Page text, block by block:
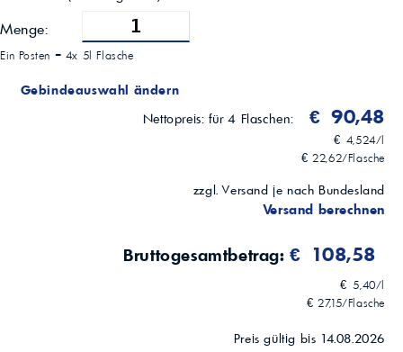
Menge:
Ein Posten = 4x 5l Flasche
Gebindeauswahl ändern
Nettopreis: für 4 Flaschen: € 90,48
€ 4,524/l
€ 22,62/Flasche
zzgl. Versand je nach Bundesland
Versand berechnen
Bruttogesamtbetrag:€ 108,58
€ 5,40/l
€ 27,15/Flasche
Preis gültig bis 14.08.2026